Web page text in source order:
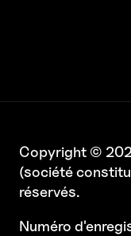
Copyright ©
(société
réservés.
Numéro